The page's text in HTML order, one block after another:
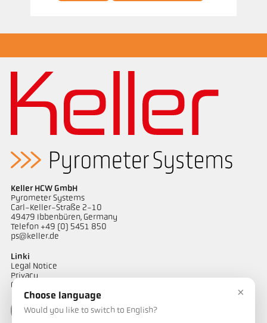
Rysunek wymiarowy PA 10-K004
Keller HCW GmbH
Pyrometer Systems
Carl-Keller-Straße 2-10
49479 Ibbenbüren, Germany
Telefon +49 (0) 5451 850
ps@keller.de
Linki
Legal Notice
Privacy
GTC
×
Choose language
Would you like to switch to English?